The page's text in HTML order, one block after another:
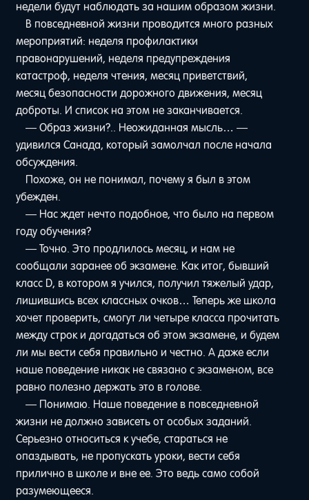
недели будут наблюдать за нашим образом жизни.
В повседневной жизни проводится много разных
мероприятий: неделя профилактики
правонарушений, неделя предупреждения
катастроф, неделя чтения, месяц приветствий,
месяц безопасности дорожного движения, месяц
доброты. И список на этом не заканчивается.
— Образ жизни?.. Неожиданная мысль… —
удивился Санада, который замолчал после начала
обсуждения.
Похоже, он не понимал, почему я был в этом
убежден.
— Нас ждет нечто подобное, что было на первом
году обучения?
— Точно. Это продлилось месяц, и нам не
сообщали заранее об экзамене. Как итог, бывший
класс D, в котором я учился, получил тяжелый удар,
лишившись всех классных очков… Теперь же школа
хочет проверить, смогут ли четыре класса прочитать
между строк и догадаться об этом экзамене, и будем
ли мы вести себя правильно и честно. А даже если
наше поведение никак не связано с экзаменом, все
равно полезно держать это в голове.
— Понимаю. Наше поведение в повседневной
жизни не должно зависеть от особых заданий.
Серьезно относиться к учебе, стараться не
опаздывать, не пропускать уроки, вести себя
прилично в школе и вне ее. Это ведь само собой
разумеющееся.